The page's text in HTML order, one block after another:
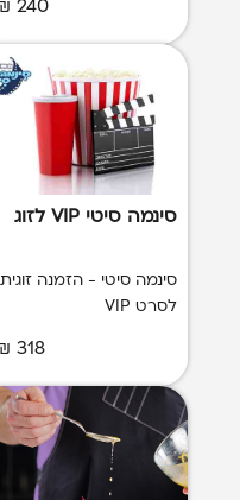
240 ₪
סינמה סיטי VIP לזוג
סינמה סיטי - הזמנה זוגית
לסרט VIP
318 ₪